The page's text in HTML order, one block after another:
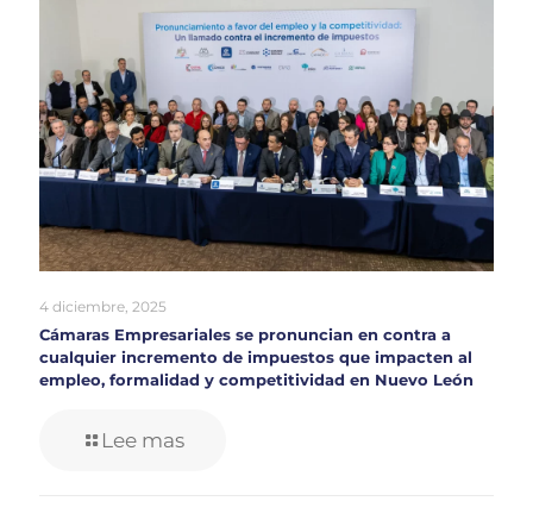
4 diciembre, 2025
Cámaras Empresariales se pronuncian en contra a
cualquier incremento de impuestos que impacten al
empleo, formalidad y competitividad en Nuevo León
Lee mas